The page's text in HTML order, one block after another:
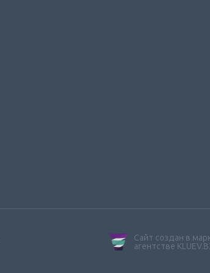
Сайт создан в
агентстве